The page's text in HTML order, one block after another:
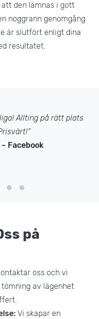
den lämnas i gott
noggrann genomgång
är slutfört enligt dina
resultatet​.
Allting på rätt plats
Facebook
på
oss och vi
av lägenhet
Vi skapar en